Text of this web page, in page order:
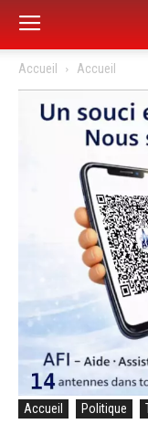
Accueil Accueil
Accueil Politique